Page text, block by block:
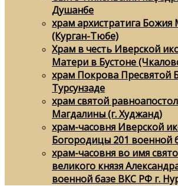
Душанбе
храм архистратига Божия
(Курган-Тюбе)
Храм в честь Иверской
Матери в Бустоне
храм Покрова Пресвятой
Турсунзаде
храм святой
Магдалины (г. Худжанд)
храм-часовня Иверской
Богородицы 201 военной
храм-часовня во имя
великого князя
военной базе ВКС РФ г.